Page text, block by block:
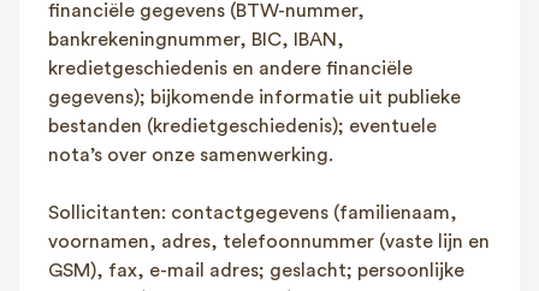
financiële gegevens (BTW-nummer,
bankrekeningnummer, BIC, IBAN,
kredietgeschiedenis en andere financiële
gegevens); bijkomende informatie uit publieke
bestanden (kredietgeschiedenis); eventuele
nota’s over onze samenwerking.
Sollicitanten: contactgegevens (familienaam,
voornamen, adres, telefoonnummer (vaste lijn en
GSM), fax, e-mail adres; geslacht; persoonlijke